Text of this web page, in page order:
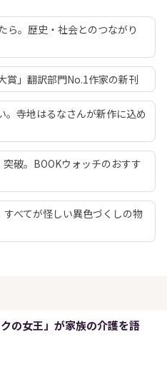
ら。歴史・社会とのつながり
賞」翻訳部門No.1作家の新刊
。寺地はるなさんが新作に込め
破。BOOKウォッチのおすす
べてが怪しい異色づくしの物
の女王」が家族の介護を語